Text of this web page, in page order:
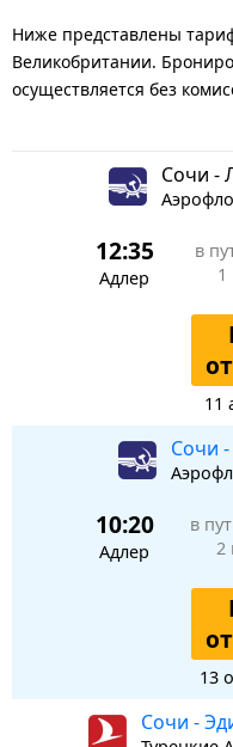
Ниже представлены
Великобритании.
осуществляется без
Сочи -
12:35
Адлер
в
1
11
Сочи
10:20
Адлер
в
2
13
Сочи -